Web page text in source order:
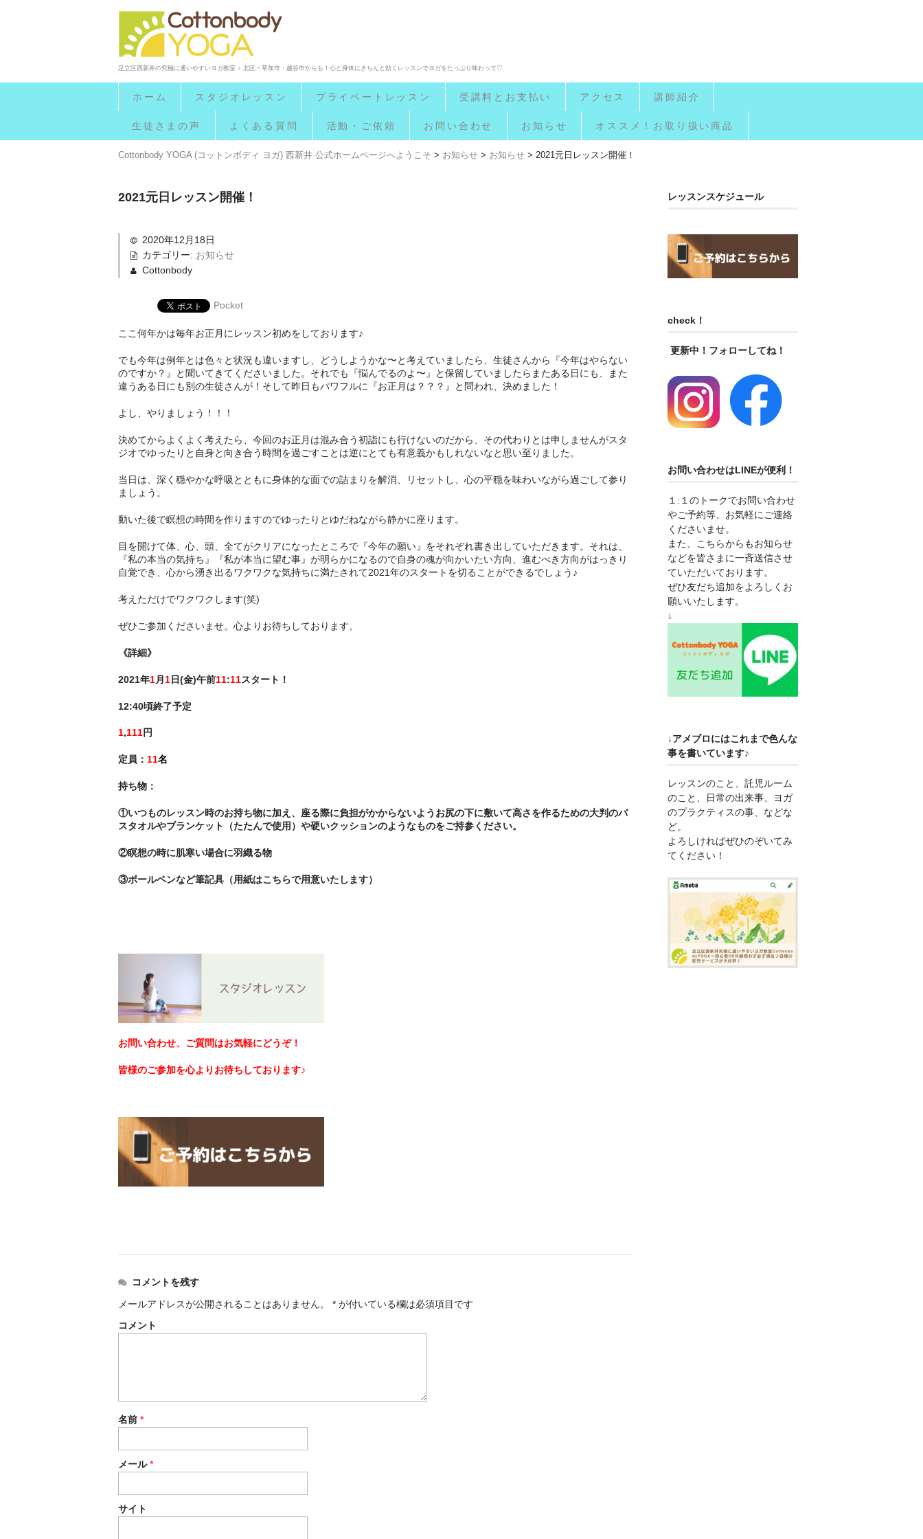
足立区西新井の究極に通いやすいヨガ教室 ♪ 北区・草加市・越谷市からも！心と身体にきちんと効くレッスンでヨガをたっぷり味わって♡
ホーム スタジオレッスン プライベートレッスン 受講料とお支払い アクセス 講師紹介
生徒さまの声 よくある質問 活動・ご依頼 お問い合わせ お知らせ オススメ！お取り扱い商品
Cottonbody YOGA (コットンボディ ヨガ) 西新井 公式ホームページへようこそ > お知らせ > お知らせ > 2021元日レッスン開催！
2021元日レッスン開催！
2020年12月18日
カテゴリー: お知らせ
Cottonbody
Pocket
ここ何年かは毎年お正月にレッスン初めをしております♪
でも今年は例年とは色々と状況も違いますし、どうしようかな〜と考えていましたら、生徒さんから『今年はやらない
のですか？』と聞いてきてくださいました。それでも『悩んでるのよ〜』と保留していましたらまたある日にも、また
違うある日にも別の生徒さんが！そして昨日もパワフルに『お正月は？？？』と問われ、決めました！
よし、やりましょう！！！
決めてからよくよく考えたら、今回のお正月は混み合う初詣にも行けないのだから、その代わりとは申しませんがスタ
ジオでゆったりと自身と向き合う時間を過ごすことは逆にとても有意義かもしれないなと思い至りました。
当日は、深く穏やかな呼吸とともに身体的な面での詰まりを解消、リセットし、心の平穏を味わいながら過ごして参り
ましょう。
動いた後で瞑想の時間を作りますのでゆったりとゆだねながら静かに座ります。
目を開けて体、心、頭、全てがクリアになったところで『今年の願い』をそれぞれ書き出していただきます。それは、
『私の本当の気持ち』『私が本当に望む事』が明らかになるので自身の魂が向かいたい方向、進むべき方向がはっきり
自覚でき、心から湧き出るワクワクな気持ちに満たされて2021年のスタートを切ることができるでしょう♪
考えただけでワクワクします(笑)
ぜひご参加くださいませ。心よりお待ちしております。
《詳細》
2021年1月1日(金)午前11:11スタート！
12:40頃終了予定
1,111円
定員： 11名
持ち物：
①いつものレッスン時のお持ち物に加え、座る際に負担がかからないようお尻の下に敷いて高さを作るための大判のバ
スタオルやブランケット（たたんで使用）や硬いクッションのようなものをご持参ください。
②瞑想の時に肌寒い場合に羽織る物
③ボールペンなど筆記具（用紙はこちらで用意いたします）
お問い合わせ、ご質問はお気軽にどうぞ！
皆様のご参加を心よりお待ちしております♪
コメントを残す
メールアドレスが公開されることはありません。
* が付いている欄は必須項目です
コメント
名前 *
メール*
サイト
レッスンスケジュール
check！
更新中！フォローしてね！
お問い合わせはLINEが便利！
１:１のトークでお問い合わせ
やご予約等、お気軽にご連絡
くださいませ。
また、こちらからもお知らせ
などを皆さまに一斉送信させ
ていただいております。
ぜひ友だち追加をよろしくお
願いいたします。
↓
↓アメブロにはこれまで色んな
事を書いています♪
レッスンのこと、託児ルーム
のこと、日常の出来事、ヨガ
のプラクティスの事、などな
ど。
よろしければぜひのぞいてみ
てください！